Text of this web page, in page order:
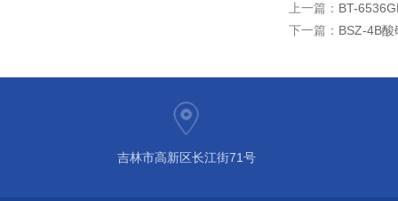
上一篇： BT-
下一篇： BSZ-4B
吉林市高新区长江街71号